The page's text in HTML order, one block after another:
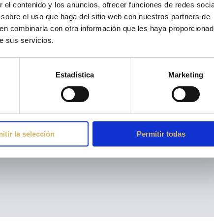
contenido y los anuncios, ofrecer funciones de redes
el uso que haga del sitio web con nuestros partners de
combinarla con otra información que les haya
sus servicios.
Estadística Marketing
la selección Permitir todas
de Cookies
reservados |